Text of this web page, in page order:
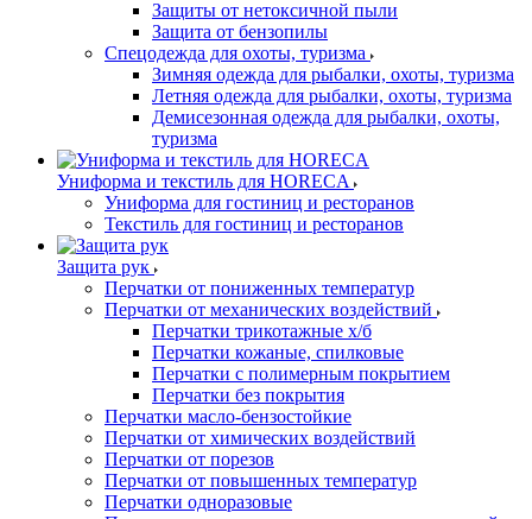
Защиты от нетоксичной пыли
Защита от бензопилы
Спецодежда для охоты, туризма
Зимняя одежда для рыбалки, охоты, туризма
Летняя одежда для рыбалки, охоты, туризма
Демисезонная одежда для рыбалки, охоты,
туризма
Униформа и текстиль для HORECA
Униформа для гостиниц и ресторанов
Текстиль для гостиниц и ресторанов
Защита рук
Перчатки от пониженных температур
Перчатки от механических воздействий
Перчатки трикотажные х/б
Перчатки кожаные, спилковые
Перчатки с полимерным покрытием
Перчатки без покрытия
Перчатки масло-бензостойкие
Перчатки от химических воздействий
Перчатки от порезов
Перчатки от повышенных температур
Перчатки одноразовые